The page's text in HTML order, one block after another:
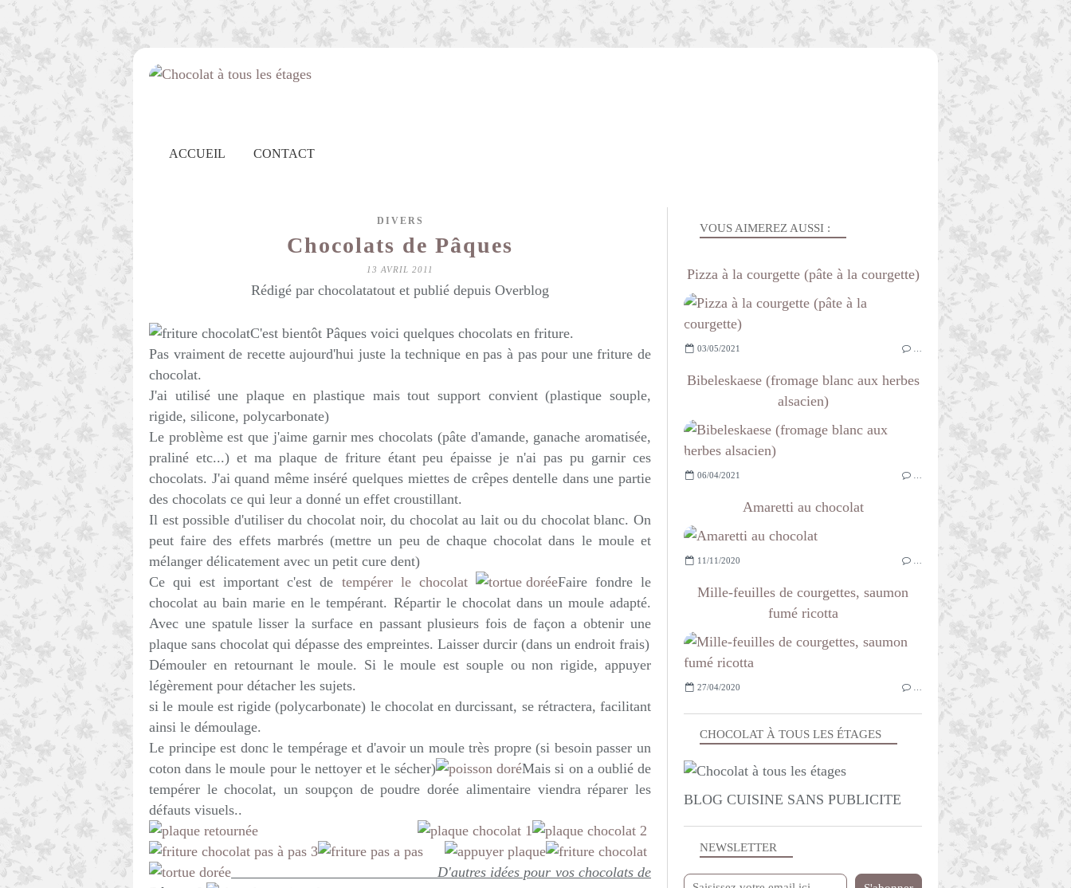
ACCUEIL CONTACT
DIVERS
Chocolats de Pâques
13 AVRIL 2011
Rédigé par chocolatatout et publié depuis Overblog
C'est bientôt Pâques voici quelques chocolats en friture.
Pas vraiment de recette aujourd'hui juste la technique en pas à pas pour une friture de
chocolat.
J'ai utilisé une plaque en plastique mais tout support convient (plastique souple,
rigide, silicone, polycarbonate)
Le problème est que j'aime garnir mes chocolats (pâte d'amande, ganache aromatisée,
praliné etc...) et ma plaque de friture étant peu épaisse je n'ai pas pu garnir ces
chocolats. J'ai quand même inséré quelques miettes de crêpes dentelle dans une partie
des chocolats ce qui leur a donné un effet croustillant.
Il est possible d'utiliser du chocolat noir, du chocolat au lait ou du chocolat blanc. On
peut faire des effets marbrés (mettre un peu de chaque chocolat dans le moule et
mélanger délicatement avec un petit cure dent)
Ce qui est important c'est de tempérer le chocolat
Faire fondre le
chocolat au bain marie en le tempérant. Répartir le chocolat dans un moule adapté.
Avec une spatule lisser la surface en passant plusieurs fois de façon a obtenir une
plaque sans chocolat qui dépasse des empreintes. Laisser durcir (dans un endroit frais)
Démouler en retournant le moule. Si le moule est souple ou non rigide, appuyer
légèrement pour détacher les sujets.
si le moule est rigide (polycarbonate) le chocolat en durcissant, se rétractera, facilitant
ainsi le démoulage.
Le principe est donc le tempérage et d'avoir un moule très propre (si besoin passer un
coton dans le moule pour le nettoyer et le sécher)
Mais si on a oublié de
tempérer le chocolat, un soupçon de poudre dorée alimentaire viendra réparer les
défauts visuels..
D'autres idées pour vos chocolats de
NEWSLETTER
CHOCOLAT À TOUS LES ÉTAGES
BLOG CUISINE SANS PUBLICITE
VOUS AIMEREZ AUSSI :
Pizza à la courgette (pâte à la courgette)
03/05/2021
Bibeleskaese (fromage blanc aux herbes
alsacien)
06/04/2021
Amaretti au chocolat
11/11/2020
Mille-feuilles de courgettes, saumon
fumé ricotta
27/04/2020